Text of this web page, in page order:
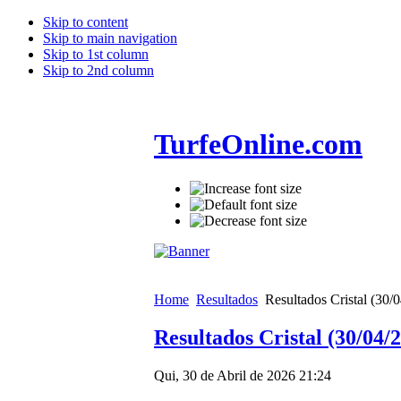
Skip to content
Skip to main navigation
Skip to 1st column
Skip to 2nd column
TurfeOnline.com
Home Resultados Resultados Cristal (30/
Resultados Cristal (30/04/
Qui, 30 de Abril de 2026 21:24